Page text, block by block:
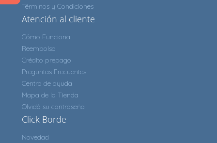
Términos y Condiciones
Atención al cliente
Cómo Funciona
Reembolso
Crédito prepago
Preguntas Frecuentes
Centro de ayuda
Mapa de la Tienda
Olvidó su contraseña
Click Borde
Novedad